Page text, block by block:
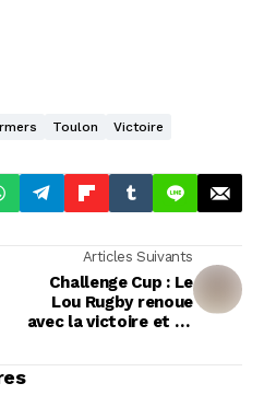
Toulon Victoire
Articles Suivants
Challenge Cup : Le
Lou Rugby renoue
avec la victoire et se